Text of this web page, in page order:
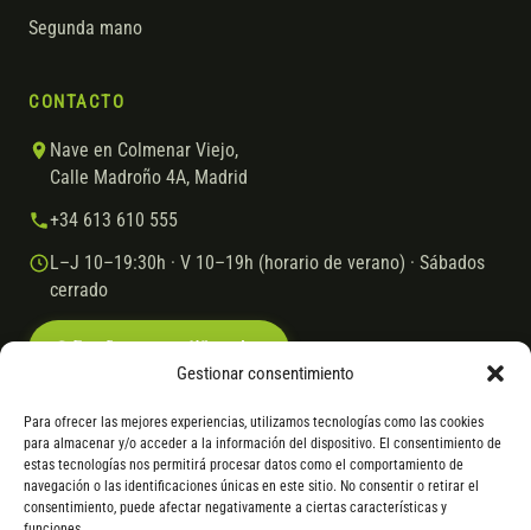
Gestionar consentimiento
Para ofrecer las mejores experiencias, utilizamos tecnologías como las cookies
para almacenar y/o acceder a la información del dispositivo. El consentimiento de
estas tecnologías nos permitirá procesar datos como el comportamiento de
navegación o las identificaciones únicas en este sitio. No consentir o retirar el
consentimiento, puede afectar negativamente a ciertas características y
Segunda mano
CONTACTO
Nave en Colmenar Viejo,
Calle Madroño 4A, Madrid
+34 613 610 555
L–J 10–19:30h · V 10–19h (horario de verano) · Sábados
cerrado
© 2026 Ebike.esAviso legal Política de cookies
VISA Mastercard Transferencia Cofidis